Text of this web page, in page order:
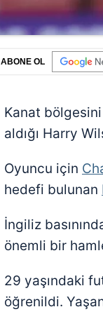
ABONE OL
Kanat
aldığı Harry
Oyuncu için
hedefi bulunan
İngiliz
önemli bir
29 yaşındaki
öğrenildi.